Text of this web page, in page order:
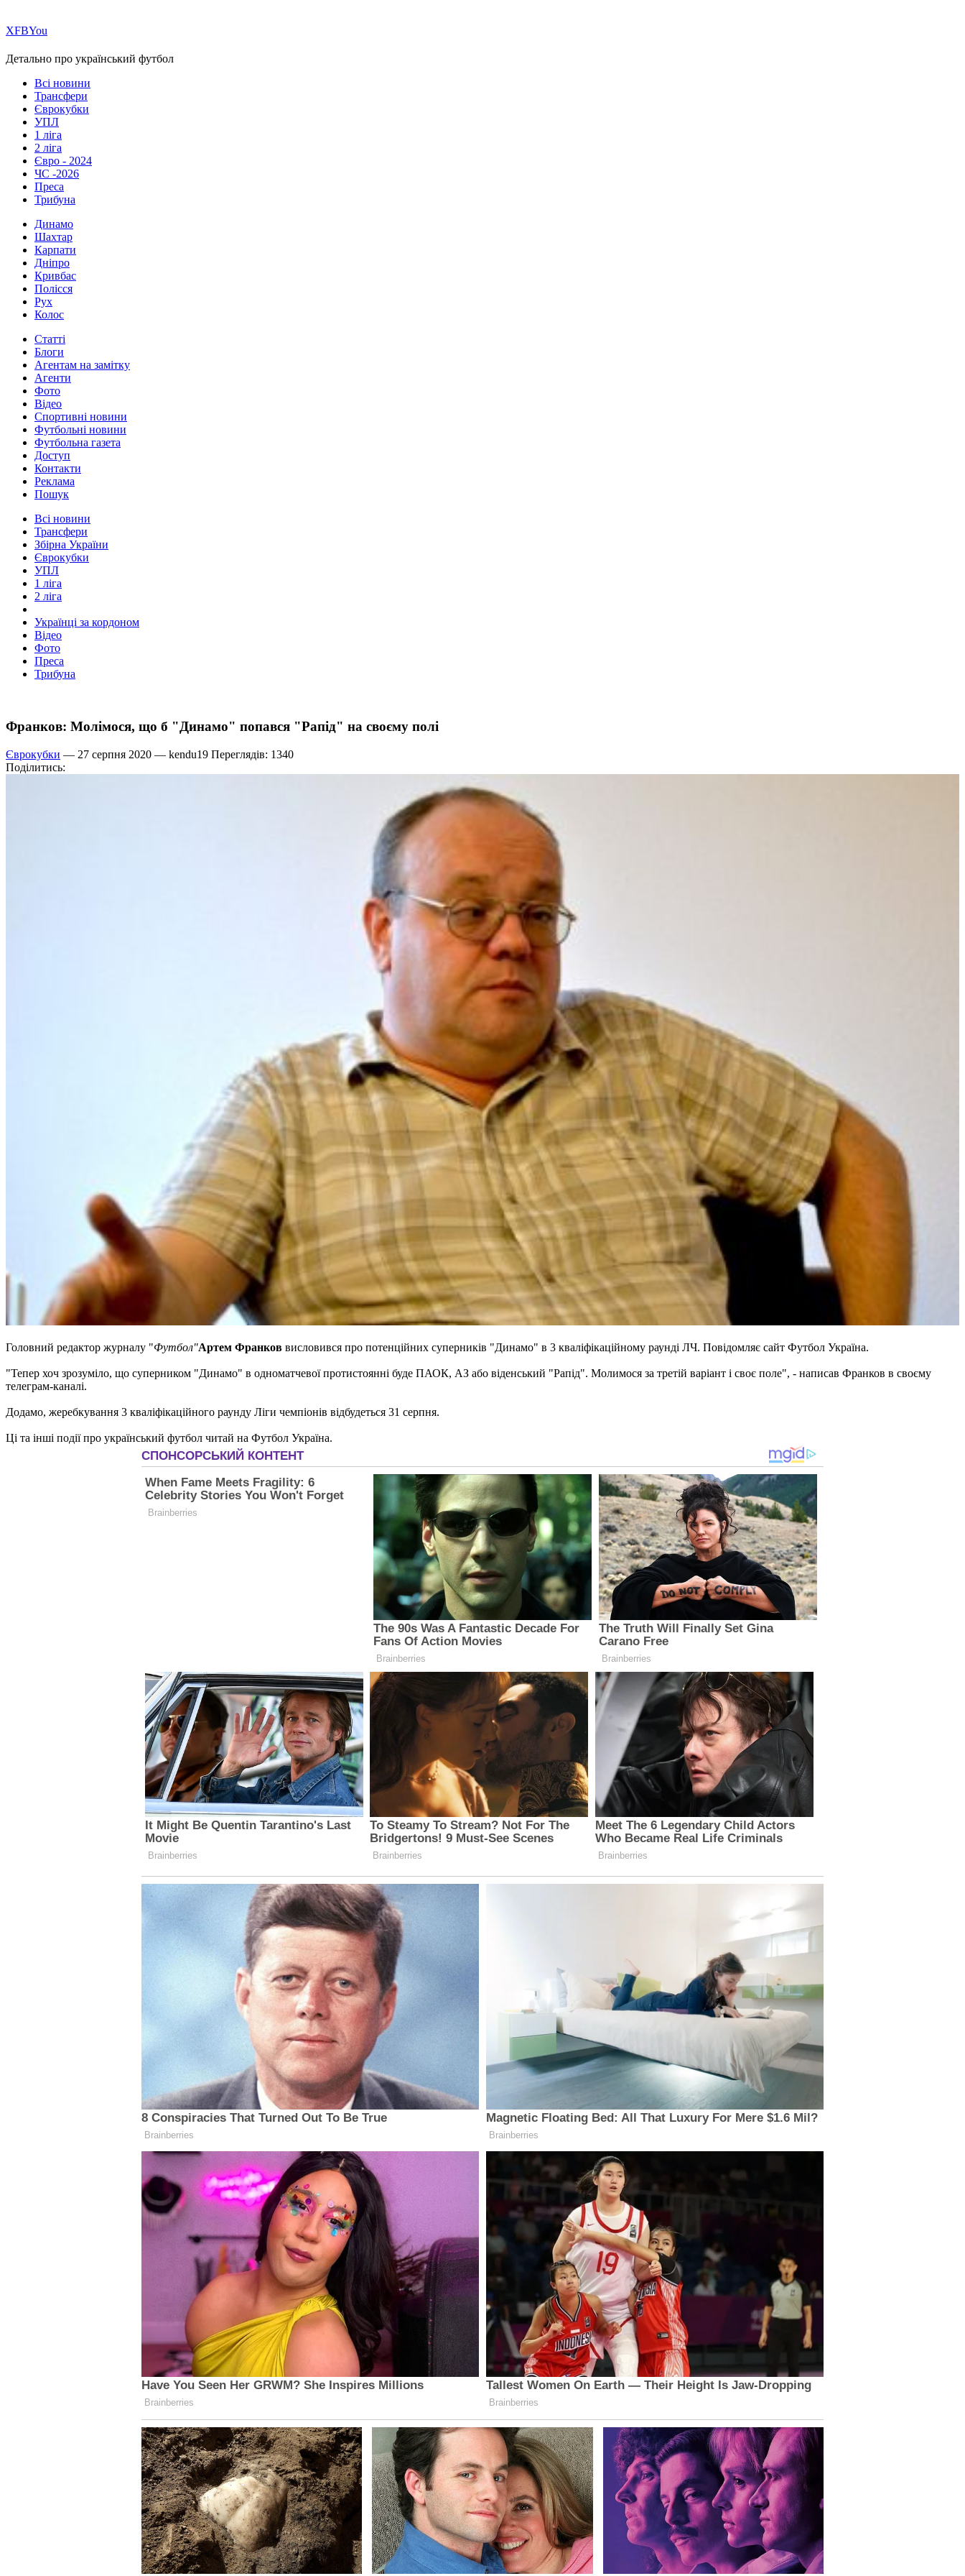
ХFBYou
Детально про український футбол
Всі новини
Трансфери
Єврокубки
УПЛ
1 ліга
2 ліга
Євро - 2024
ЧС -2026
Преса
Трибуна
Динамо
Шахтар
Карпати
Дніпро
Кривбас
Полісся
Рух
Колос
Статті
Блоги
Агентам на замітку
Агенти
Фото
Відео
Спортивні новини
Футбольні новини
Футбольна газета
Доступ
Контакти
Реклама
Пошук
Всі новини
Трансфери
Збірна України
Єврокубки
УПЛ
1 ліга
2 ліга
Українці за кордоном
Відео
Фото
Преса
Трибуна
Франков: Молімося, що б "Динамо" попався "Рапід" на своєму полі
Єврокубки — 27 серпня 2020 — kendu19 Переглядів: 1340
Поділитись:
Головний редактор журналу "Футбол"Артем Франков висловився про потенційних суперників "Динамо" в 3 кваліфікаційному раунді ЛЧ. Повідомляє сайт Футбол Україна.
"Тепер хоч зрозуміло, що суперником "Динамо" в одноматчевої протистоянні буде ПАОК, АЗ або віденський "Рапід". Молимося за третій варіант і своє поле", - написав Франков в своєму
телеграм-каналі.
Додамо, жеребкування 3 кваліфікаційного раунду Ліги чемпіонів відбудеться 31 серпня.
Ці та інші події про український футбол читай на Футбол Україна.